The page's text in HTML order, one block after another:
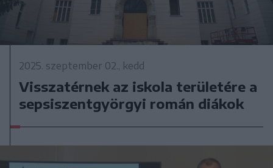
2025. szeptember 02., kedd
Visszatérnek az iskola területére a
sepsiszentgyörgyi román diákok